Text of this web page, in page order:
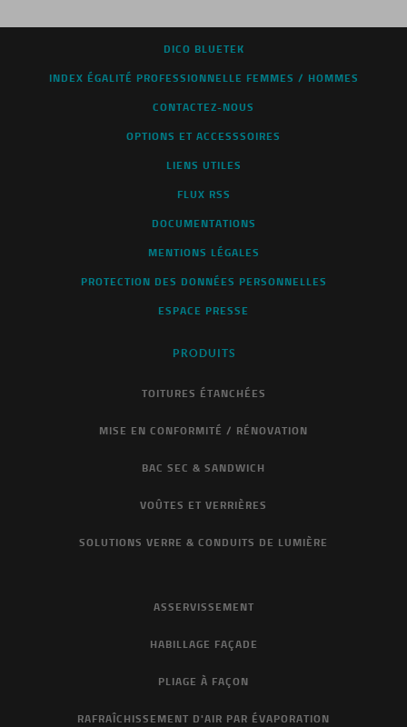
DICO BLUETEK
INDEX ÉGALITÉ PROFESSIONNELLE FEMMES / HOMMES
CONTACTEZ-NOUS
OPTIONS ET ACCESSSOIRES
LIENS UTILES
FLUX RSS
DOCUMENTATIONS
MENTIONS LÉGALES
PROTECTION DES DONNÉES PERSONNELLES
ESPACE PRESSE
PRODUITS
TOITURES ÉTANCHÉES
MISE EN CONFORMITÉ / RÉNOVATION
BAC SEC & SANDWICH
VOÛTES ET VERRIÈRES
SOLUTIONS VERRE & CONDUITS DE LUMIÈRE
ASSERVISSEMENT
HABILLAGE FAÇADE
PLIAGE À FAÇON
RAFRAÎCHISSEMENT D'AIR PAR ÉVAPORATION